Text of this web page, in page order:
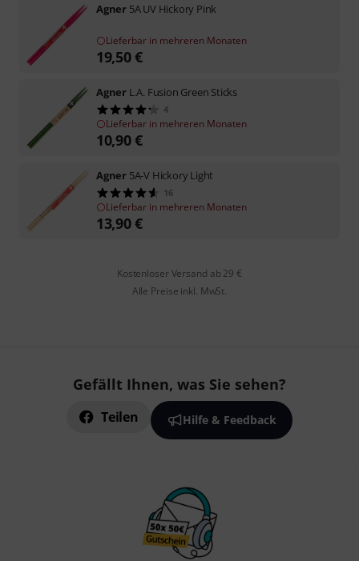
Agner 5A UV Hickory Pink
Lieferbar in mehreren Monaten
19,50€
Agner L.A. Fusion Green Sticks
4
Lieferbar in mehreren Monaten
10,90€
Agner 5A-V Hickory Light
16
Lieferbar in mehreren Monaten
13,90€
Kostenloser Versand ab 29 €
Alle Preise inkl. MwSt.
Gefällt Ihnen, was Sie sehen?
Teilen Hilfe & Feedback